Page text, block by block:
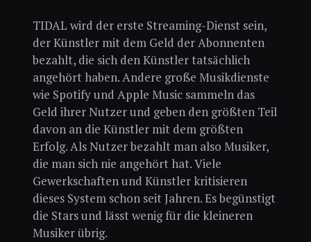
TIDAL wird der erste Streaming-Dienst sein,
der Künstler mit dem Geld der Abonnenten
bezahlt, die sich den Künstler tatsächlich
angehört haben. Andere große Musikdienste
wie Spotify und Apple Music sammeln das
Geld ihrer Nutzer und geben den größten Teil
davon an die Künstler mit dem größten
Erfolg. Als Nutzer bezahlt man also Musiker,
die man sich nie angehört hat. Viele
Gewerkschaften und Künstler kritisieren
dieses System schon seit Jahren. Es begünstigt
die Stars und lässt wenig für die kleineren
Musiker übrig.